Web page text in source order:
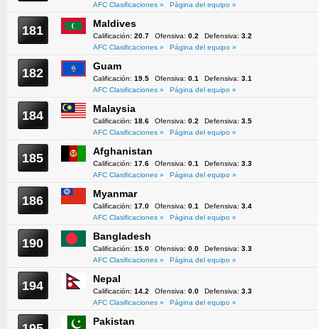
AFC Clasificaciones »
Página del equipo »
181 Maldives
Calificación: 20.7 Ofensiva: 0.2 Defensiva: 3.2
AFC Clasificaciones »
Página del equipo »
182 Guam
Calificación: 19.5 Ofensiva: 0.1 Defensiva: 3.1
AFC Clasificaciones »
Página del equipo »
184 Malaysia
Calificación: 18.6 Ofensiva: 0.2 Defensiva: 3.5
AFC Clasificaciones »
Página del equipo »
185 Afghanistan
Calificación: 17.6 Ofensiva: 0.1 Defensiva: 3.3
AFC Clasificaciones »
Página del equipo »
186 Myanmar
Calificación: 17.0 Ofensiva: 0.1 Defensiva: 3.4
AFC Clasificaciones »
Página del equipo »
190 Bangladesh
Calificación: 15.0 Ofensiva: 0.0 Defensiva: 3.3
AFC Clasificaciones »
Página del equipo »
194 Nepal
Calificación: 14.2 Ofensiva: 0.0 Defensiva: 3.3
AFC Clasificaciones »
Página del equipo »
Pakistan